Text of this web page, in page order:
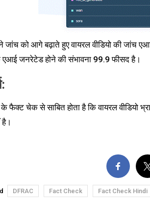
जांच को आगे बढ़ाते हुए वायरल वीडियो की जांच
एआई जनरेटेड होने की संभावना 99.9 फीसद है।
फैक्ट चेक से साबित होता है कि वायरल वीडियो
DFRAC Fact Check Fact Check Hindi